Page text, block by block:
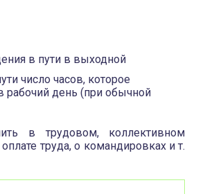
в пути в выходной
число часов, которое
рабочий день (при обычной
в трудовом, коллективном
труда, о командировках и т.